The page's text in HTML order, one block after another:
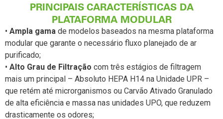
PRINCIPAIS CARACTERÍSTICAS DA
PLATAFORMA MODULAR
• Ampla gama de modelos baseados na mesma plataforma
modular que garante o necessário fluxo planejado de ar
purificado;
• Alto Grau de Filtração com três estágios de filtragem
mais um principal – Absoluto HEPA H14 na Unidade UPR –
que retém até microrganismos ou Carvão Ativado Granulado
de alta eficiência e massa nas unidades UPO, que reduzem
drasticamente os odores;